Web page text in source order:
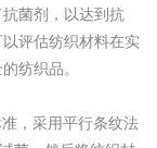
菌剂，以达到抗
评估纺织材料在实
纺织品。
，采用平行条纹法
妆品皮肤刺激试
验
应试验